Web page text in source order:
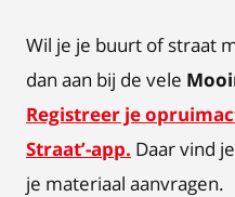
Wil je je buurt of straat
dan aan bij de vele
Registreer je
Straat’-app. Daar vind
je materiaal aanvragen.